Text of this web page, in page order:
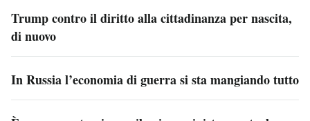
Trump contro il diritto alla cittadinanza per nascita,
di nuovo
In Russia l’economia di guerra si sta mangiando tutto